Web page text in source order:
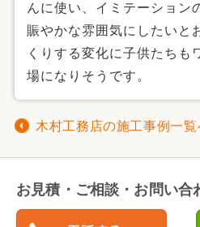
んに使い、イミテーション
賑やかな雰囲気にしたいと
くりする変化に子供たちも
場になりそうです。
木村工務店の施工事例一覧
お見積・ご相談・お問い合